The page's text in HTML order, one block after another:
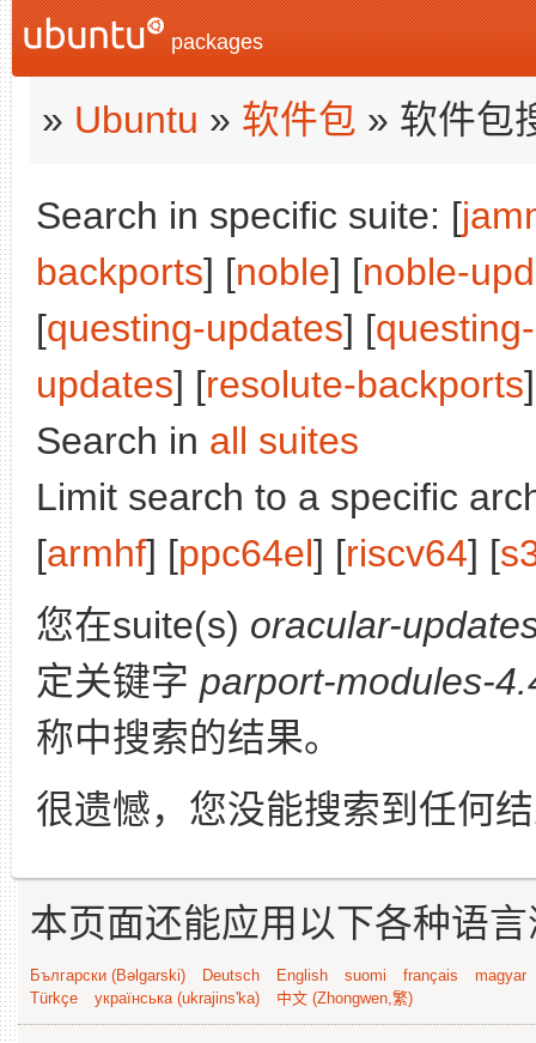
packages
» Ubuntu » 软件包 » 软件包
Search in specific suite: [
backports] [noble] [noble-
[questing-updates] [
updates] [resolute-backports
Search in all suites
Limit search to a specific
[armhf] [ppc64el] [riscv64] [
您在suite(s) oracular-
定关键字 parport-modules-
称中搜索的结果。
很遗憾，您没能搜索到任何
本页面还能应用以下各种语
Български (Bəlgarski) Deutsch English suomi français
magyar
Türkçe
українська (ukrajins'ka) 中文 (Zhongwen,繁)